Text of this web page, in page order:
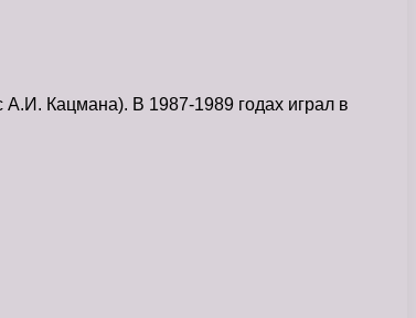
Кацмана). В 1987-1989 годах играл в